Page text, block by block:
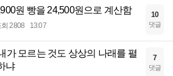
원 빵을 24,500원으로 계산함
회 2808 13:07
10
댓글
가 모르는 것도 상상의 나래를 펼
냐
7
댓글